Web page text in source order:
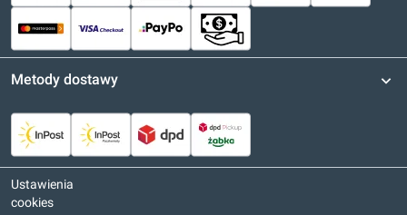
Metody dostawy
Ustawienia
cookies